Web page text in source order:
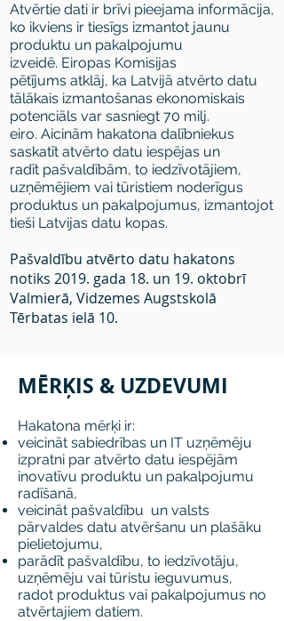
Atvērtie dati ir brīvi pieejama informācija,
ko ikviens ir tiesīgs izmantot jaunu
produktu un pakalpojumu
izveidē. Eiropas Komisijas
pētījums atklāj, ka Latvijā atvērto datu
tālākais izmantošanas ekonomiskais
potenciāls var sasniegt 70 milj.
eiro. Aicinām hakatona dalībniekus
saskatīt atvērto datu iespējas un
radīt pašvaldībām, to iedzīvotājiem,
uzņēmējiem vai tūristiem noderīgus
produktus un pakalpojumus, izmantojot
tieši Latvijas datu kopas.
Pašvaldību atvērto datu hakatons
notiks 2019. gada 18. un 19. oktobrī
Valmierā, Vidzemes Augstskolā
Tērbatas ielā 10.
MĒRĶIS & UZDEVUMI
Hakatona mērķi ir:
veicināt sabiedrības un IT uzņēmēju
izpratni par atvērto datu iespējām
inovatīvu produktu un pakalpojumu
radīšanā,
veicināt pašvaldību un valsts
pārvaldes datu atvēršanu un plašāku
pielietojumu,
parādīt pašvaldību, to iedzīvotāju,
uzņēmēju vai tūristu ieguvumus,
radot produktus vai pakalpojumus no
atvērtajiem datiem.